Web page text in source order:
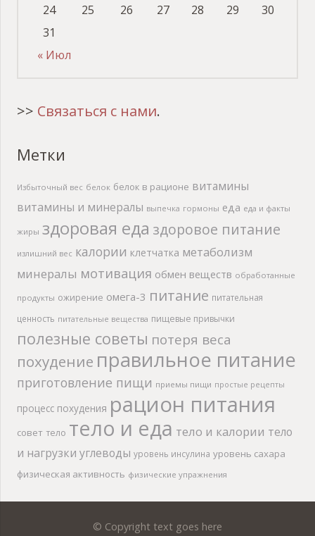
« Июл
24
25 26 27 28 29
30
31
>> Связаться с нами.
Метки
Избыточный вес белок белок в рационе витамины
витамины и минералы выпечка гормоны еда еда и факты
жиры здоровая еда здоровое питание
излишний вес калории клетчатка метаболизм
минералы мотивация обмен веществ обработанные
продукты ожирение омега-3 питание питательная
ценность питательные вещества пищевые привычки
полезные советы потеря веса
похудение правильное питание
приготовление пищи приемы пищи простые рецепты
процесс похудения рацион питания
совет тело тело и еда тело и калории тело
и нагрузки углеводы уровень инсулина уровень сахара
физическая активность физические упражнения
© Copyright text goes here